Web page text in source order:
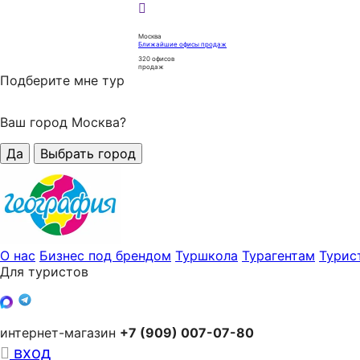
Москва
Ближайшие офисы продаж
320 офисов
продаж
Подберите мне тур
Ваш город Москва?
Да
Выбрать город
О нас Бизнес под брендом Туршкола Турагентам
Для туристов
интернет-магазин +7 (909) 007-07-80
вход